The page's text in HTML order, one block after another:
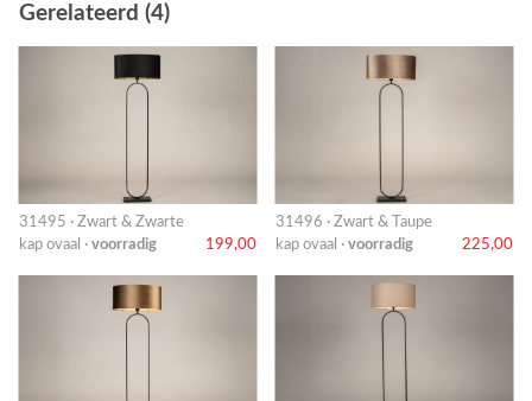
Gerelateerd (4)
31495 · Zwart & Zwarte
kap ovaal · voorradig 199,00
31496 · Zwart & Taupe
kap ovaal · voorradig 225,00